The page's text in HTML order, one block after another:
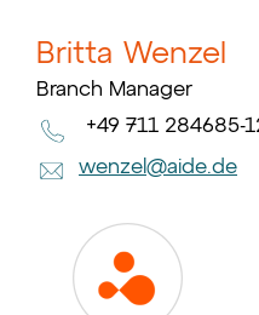
Britta Wenzel
Branch Manager
+49 711 284685-
wenzel@aide.de